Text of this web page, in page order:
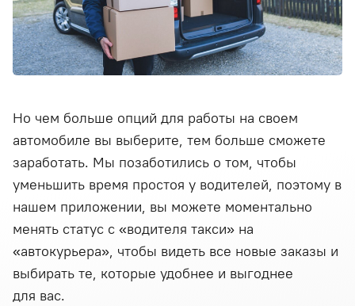
Но чем больше опций для работы на своем
автомобиле вы выберите, тем больше сможете
заработать. Мы позаботились о том, чтобы
уменьшить время простоя у водителей, поэтому в
нашем приложении, вы можете моментально
менять статус с «водителя такси» на
«автокурьера», чтобы видеть все новые заказы и
выбирать те, которые удобнее и выгоднее
для вас.